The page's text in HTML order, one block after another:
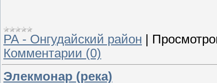
РА - Онгудайский район
Комментарии (0)
Элекмонар (река)